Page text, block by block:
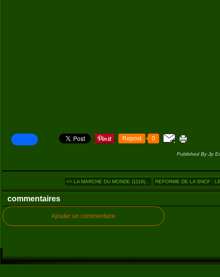
Repost 0
Published By Jp
<< LA MARCHE DU MONDE (1118)... REFORME DE LA SNCF :
commentaires
Ajouter un commentaire